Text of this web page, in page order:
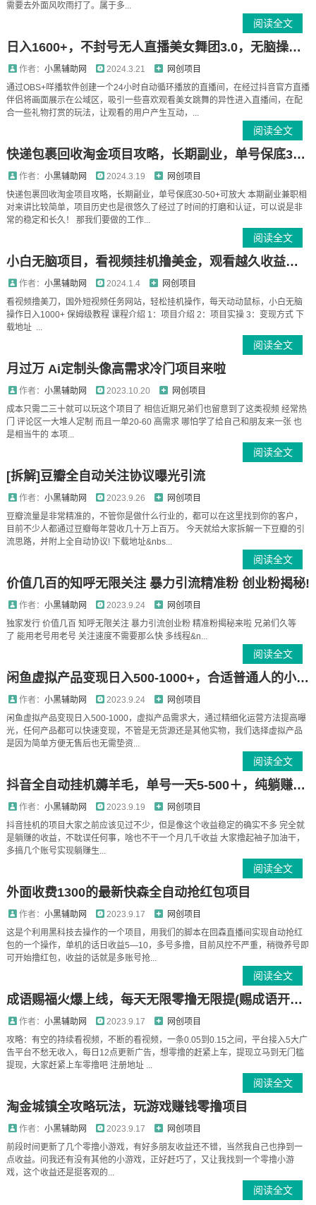
需要去外面风吹雨打了。属于多...
阅读全文
日入1600+，不封号无人直播美女舞团3.0，无脑操作多重防非操作，个人工作制皆可操作【揭秘】
作者： 小黑辅助网 2024.3.21
网创项目
通过OBS+咩播软件创建一个24小时自动循环播放的直播间，在经过抖音官方直播
伴侣将画面展示在公域区，吸引一些喜欢观看美女跳舞的异性进入直播间，在配
合一些礼物打赏的玩法，让观看的用户产生互动，...
阅读全文
快递包裹回收淘金项目攻略，长期副业，单号保底30-50+可放大
作者： 小黑辅助网 2024.3.19
网创项目
快递包裹回收淘金项目攻略，长期副业，单号保底30-50+可放大 本期副业兼职相
对来讲比较简单，项目历史也是很悠久了经过了时间的打磨和认证，可以说是非
常的稳定和长久！ 那我们要做的工作...
阅读全文
小白无脑项目，看视频挂机撸美金，观看越久收益越高
作者： 小黑辅助网 2024.1.4
网创项目
看视频撸美刀，国外短视频任务网站，轻松挂机操作，每天动动鼠标，小白无脑
操作日入1000+ 保姆级教程 课程介绍 1：项目介绍 2：项目实操 3：变现方式 下
载地址 ...
阅读全文
月过万 Ai定制头像高需求冷门项目来啦
作者： 小黑辅助网 2023.10.20
网创项目
成本只需二三十就可以玩这个项目了 相信近期兄弟们也留意到了这类视频 经常热
门 评论区一大堆人定制 而且一单20-60 高需求 哪怕学了给自己和朋友来一张 也
是相当牛的 本项...
阅读全文
[拆解]豆瓣全自动关注协议曝光引流
作者： 小黑辅助网 2023.9.26
网创项目
豆瓣流量是非常精准的，不管你是做什么行业的，都可以在这里找到你的客户，
目前不少人都通过豆瓣每年营收几十万上百万。 今天就给大家拆解一下豆瓣的引
流思路，并附上全自动协议! 下载地址&nbs...
阅读全文
价值几百的知呼无限关注 暴力引流精准粉 创业粉揭秘!
作者： 小黑辅助网 2023.9.24
网创项目
独家发行 价值几百 知呼无限关注 暴力引流创业粉 精准粉揭秘来啦 兄弟们久等
了 能用老号用老号 关注速度不需要那么快 多线程&n...
阅读全文
闲鱼虚拟产品变现日入500-1000+，合适普通人的小众赛道【揭秘】
作者： 小黑辅助网 2023.9.24
网创项目
闲鱼虚拟产品变现日入500-1000，虚拟产品需求大，通过精细化运营方法提高曝
光，任何产品都可以快速变现，不管是无货源还是其他实物，我们选择虚拟产品
是因为简单方便无售后也无需垫资...
阅读全文
抖音全自动挂机薅羊毛，单号一天5-500＋，纯躺赚不用任何操作
作者： 小黑辅助网 2023.9.19
网创项目
抖音挂机的项目大家之前应该见过不少，但是像这个收益稳定的确实不多 完全就
是躺赚的收益，不耽误任何事，啥也不干一个月几千收益 大家撸起袖子加油干，
多搞几个账号实现躺赚生...
阅读全文
外面收费1300的最新快森全自动抢红包项目
作者： 小黑辅助网 2023.9.17
网创项目
这是个利用黑科技去操作的一个项目，用我们的脚本在回森直播间实现自动抢红
包的一个操作，单机的话日收益5—10，多号多撸，目前风控不严重，稍微养号即
可开始撸红包，收益的话就是多账号抢...
阅读全文
成语赐福火爆上线，每天无限零撸无限提(赐成语开头的成语大全)
作者： 小黑辅助网 2023.9.17
网创项目
攻略：有空的持续看视频，不断的看视频，一条0.05到0.15之间，平台接入5大广
告平台不愁无收入，每日12点更新广告，想零撸的赶紧上车，提现立马到无门槛
提现，大家赶紧上车零撸吧 注册地址 ...
阅读全文
淘金城镇全攻略玩法，玩游戏赚钱零撸项目
作者： 小黑辅助网 2023.9.17
网创项目
前段时间更新了几个零撸小游戏，有好多朋友收益还不错，当然我自己也挣到一
点收益。问我还有没有其他的小游戏，正好赶巧了，又让我找到一个零撸小游
戏，这个收益还是挺客观的...
阅读全文